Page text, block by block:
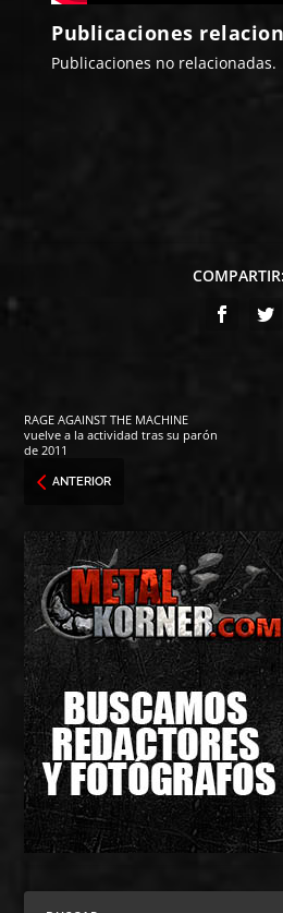
Publicaciones
Publicaciones no relacionadas.
COMPARTIR:
RAGE AGAINST THE MACHINE
vuelve a la actividad tras su parón
de 2011
ANTERIOR